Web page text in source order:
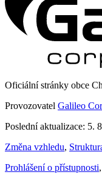
Oficiální stránky obce
Provozovatel Galileo
Poslední aktualizace: 5.
Změna vzhledu,
Prohlášení o přístupnosti,